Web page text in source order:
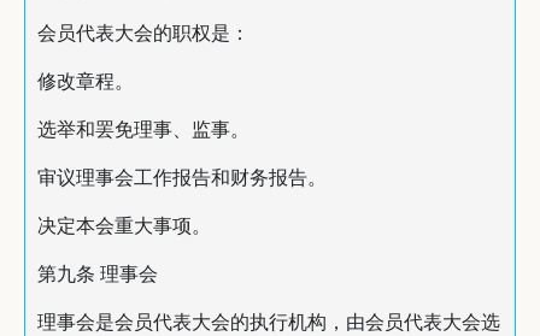
会员代表大会的职权是：
修改章程。
选举和罢免理事、监事。
审议理事会工作报告和财务报告。
决定本会重大事项。
第九条 理事会
理事会是会员代表大会的执行机构，由会员代表大会选